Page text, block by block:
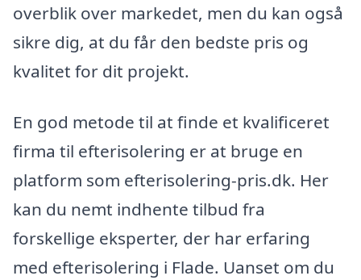
overblik over markedet, men du kan også
sikre dig, at du får den bedste pris og
kvalitet for dit projekt.
En god metode til at finde et kvalificeret
firma til efterisolering er at bruge en
platform som efterisolering-pris.dk. Her
kan du nemt indhente tilbud fra
forskellige eksperter, der har erfaring
med efterisolering i Flade. Uanset om du